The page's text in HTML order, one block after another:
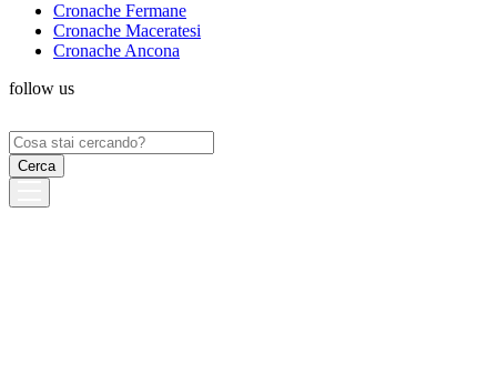
Cronache Fermane
Cronache Maceratesi
Cronache Ancona
follow us
Ricerca
per: